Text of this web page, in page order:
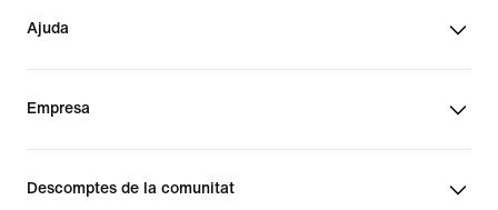
Ajuda
Empresa
Descomptes de la comunitat